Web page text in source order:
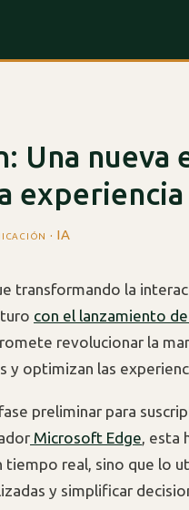
Una nueva
· IA
transformando la
con el lanzamiento de
revolucionar la
y optimizan las
preliminar para
Microsoft Edge, esta
real, sino que lo
y simplificar